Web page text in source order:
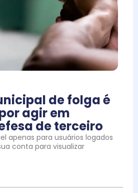
de folga é
agir em
de terceiro
apenas para usuários logados
conta para visualizar